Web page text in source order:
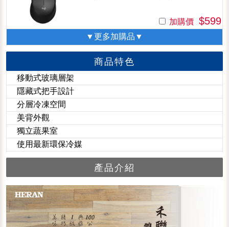
加購價 $599
▼更多加購品▼
商品特色
移動式玻璃層架
隱藏式把手設計
分層冷凍空間
美背外觀
獨立蔬果室
使用最新環保冷媒
產品介紹